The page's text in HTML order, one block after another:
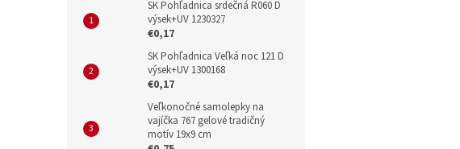
SK Pohľadnica srdečná R060 D
výsek+UV 1230327
€0,17
SK Pohľadnica Veľká noc 121 D
výsek+UV 1300168
€0,17
Veľkonočné samolepky na
vajíčka 767 gelové tradičný
motív 19x9 cm